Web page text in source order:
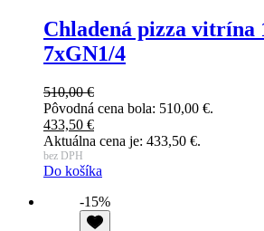
Chladená pizza vitrína
7xGN1/4
510,00€
Pôvodná cena bola: 510,00 €.
433,50 €
Aktuálna cena je: 433,50 €.
bez DPH
Do košíka
-15%